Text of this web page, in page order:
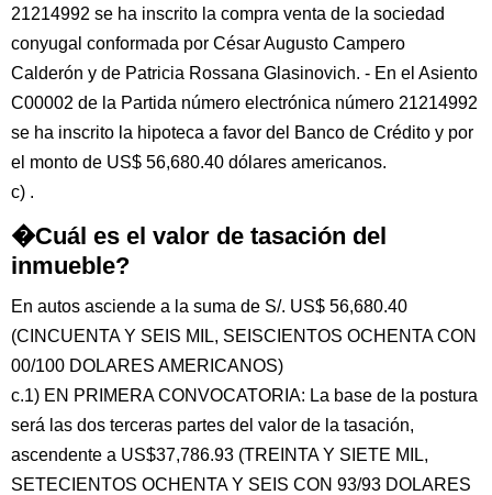
21214992 se ha inscrito la compra venta de la sociedad
conyugal conformada por César Augusto Campero
Calderón y de Patricia Rossana Glasinovich. - En el Asiento
C00002 de la Partida número electrónica número 21214992
se ha inscrito la hipoteca a favor del Banco de Crédito y por
el monto de US$ 56,680.40 dólares americanos.
c) .
�Cuál es el valor de tasación del
inmueble?
En autos asciende a la suma de S/. US$ 56,680.40
(CINCUENTA Y SEIS MIL, SEISCIENTOS OCHENTA CON
00/100 DOLARES AMERICANOS)
c.1) EN PRIMERA CONVOCATORIA: La base de la postura
será las dos terceras partes del valor de la tasación,
ascendente a US$37,786.93 (TREINTA Y SIETE MIL,
SETECIENTOS OCHENTA Y SEIS CON 93/93 DOLARES